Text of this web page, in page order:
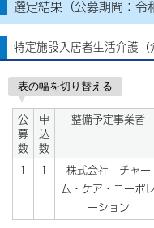
選定結果（公募期間：
特定施設入居者生活介護（
表の幅を切り替える
公
募
数
申
込
数
整備予定事業者
1
1
株式会社 チャー
ム・ケア・コーポレ
ーション